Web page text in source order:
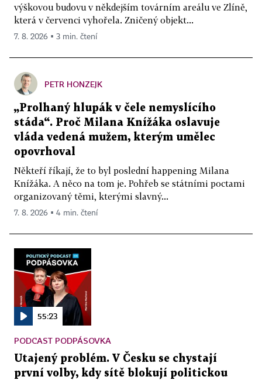
výškovou budovu v někdejším továrním areálu ve Zlíně,
která v červenci vyhořela. Zničený objekt...
7. 8. 2026 ▪ 3 min. čtení
PETR HONZEJK
„Prolhaný hlupák v čele nemyslícího
stáda“. Proč Milana Knížáka oslavuje
vláda vedená mužem, kterým umělec
opovrhoval
Někteří říkají, že to byl poslední happening Milana
Knížáka. A něco na tom je. Pohřeb se státními poctami
organizovaný těmi, kterými slavný...
7. 8. 2026 ▪ 4 min. čtení
55:23
PODCAST PODPÁSOVKA
Utajený problém. V Česku se chystají
první volby, kdy sítě blokují politickou